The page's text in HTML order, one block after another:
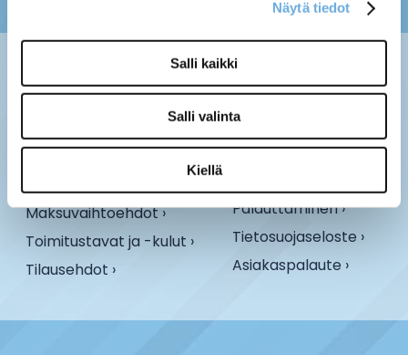
Näytä tiedot
Salli kaikki
Salli valinta
Kiellä
Maksuvaihtoehdot ›
Toimitustavat ja -kulut ›
Tilausehdot ›
Palauttaminen ›
Tietosuojaseloste ›
Asiakaspalaute ›